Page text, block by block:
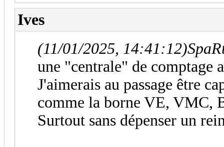
Ives
(11/01/2025, 14:41:12)
une "centrale" de comptage
J'aimerais au passage être
comme la borne VE, VMC,
Surtout sans dépenser un